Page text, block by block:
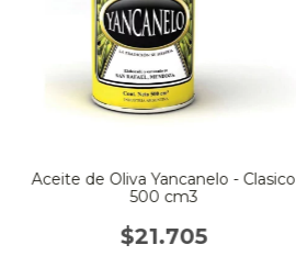
Aceite de Oliva Yancanelo - Clasico
500 cm3
$21.705